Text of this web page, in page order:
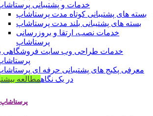
خدمات و پشتیبانی
بسته های پشتیبانی کوتاه مدت پرستاشاپ
بسته های پشتیبانی بلند مدت پرستاشاپ
خدمات نصب، ارتقا و بروزرسانی
پرستاشاپ
خدمات طراحی وب سایت فروشگاهی
معرفی پکیج های پشتیبانی حرفه ای
در یک نگاهمطالعه